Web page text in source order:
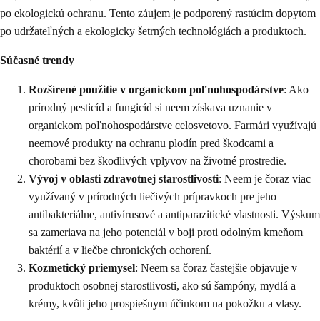
po ekologickú ochranu. Tento záujem je podporený rastúcim dopytom
po udržateľných a ekologicky šetrných technológiách a produktoch.
Súčasné trendy
Rozšírené použitie v organickom poľnohospodárstve: Ako
prírodný pesticíd a fungicíd si neem získava uznanie v
organickom poľnohospodárstve celosvetovo. Farmári využívajú
neemové produkty na ochranu plodín pred škodcami a
chorobami bez škodlivých vplyvov na životné prostredie.
Vývoj v oblasti zdravotnej starostlivosti: Neem je čoraz viac
využívaný v prírodných liečivých prípravkoch pre jeho
antibakteriálne, antivírusové a antiparazitické vlastnosti. Výskum
sa zameriava na jeho potenciál v boji proti odolným kmeňom
baktérií a v liečbe chronických ochorení.
Kozmetický priemysel: Neem sa čoraz častejšie objavuje v
produktoch osobnej starostlivosti, ako sú šampóny, mydlá a
krémy, kvôli jeho prospiešnym účinkom na pokožku a vlasy.